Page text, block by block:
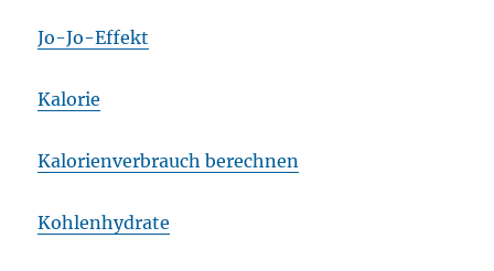
Jo-Jo-Effekt
Kalorie
Kalorienverbrauch berechnen
Kohlenhydrate